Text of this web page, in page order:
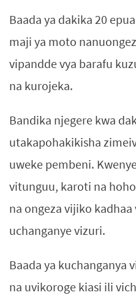
Baada ya dakika 20
maji ya moto
vipandde vya barafu
na kurojeka.
Bandika njegere kwa
utakapohakikisha
uweke pembeni.
vitunguu, karoti na
na ongeza vijiko kadhaa
uchanganye vizuri.
Baada ya kuchanganya
na uvikoroge kiasi ili